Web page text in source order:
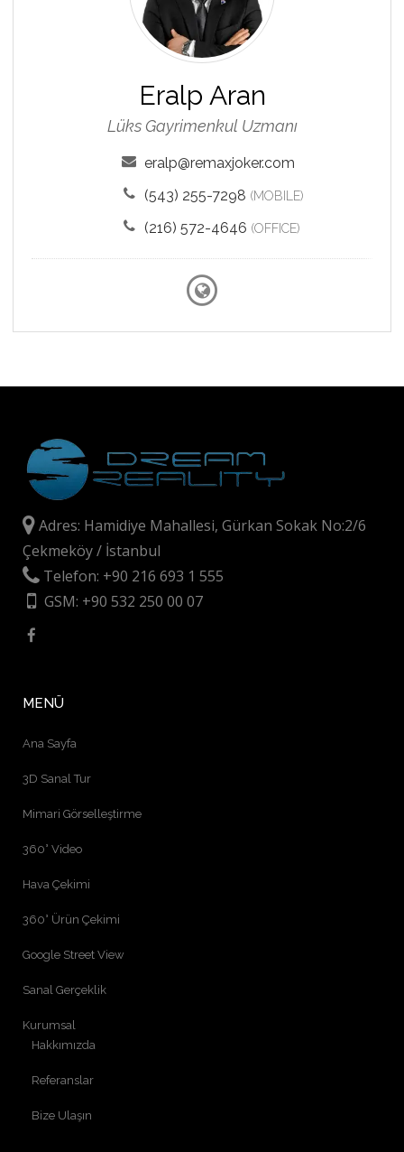
Eralp Aran
Lüks Gayrimenkul Uzmanı
eralp@remaxjoker.com
(543) 255-7298 (MOBILE)
(216) 572-4646 (OFFICE)
Adres: Hamidiye Mahallesi, Gürkan Sokak No:2/6
Çekmeköy / İstanbul
Telefon: +90 216 693 1 555
GSM: +90 532 250 00 07
MENÜ
Ana Sayfa
3D Sanal Tur
Mimari Görselleştirme
360° Video
Hava Çekimi
360° Ürün Çekimi
Google Street View
Sanal Gerçeklik
Kurumsal
Hakkımızda
Referanslar
Bize Ulaşın